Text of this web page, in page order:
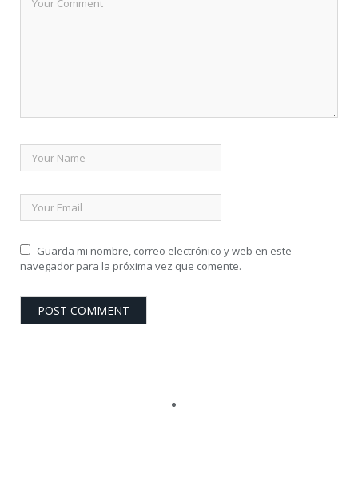
Guarda mi nombre, correo electrónico y web en este
navegador para la próxima vez que comente.